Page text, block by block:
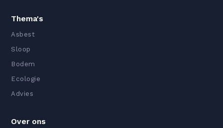
Thema's
Asbest
Sloop
Bodem
Ecologie
Advies
Over ons